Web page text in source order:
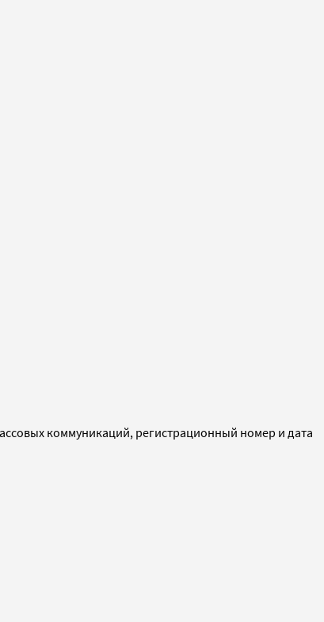
коммуникаций, регистрационный номер и дата